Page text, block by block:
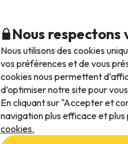
Alpes du Nord
Nous
Nous utilisons des cookies
vos préférences et de vous
cookies nous permettent
d’optimiser notre site pour
En cliquant sur "Accepter et
navigation plus efficace et
cookies.